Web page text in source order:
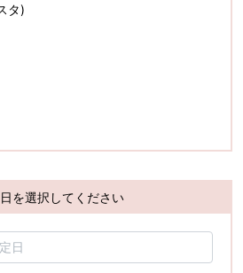
タ)
を選択してください
日